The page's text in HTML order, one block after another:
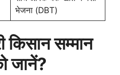
भेजना (DBT)
किसान सम्मान
जानें?